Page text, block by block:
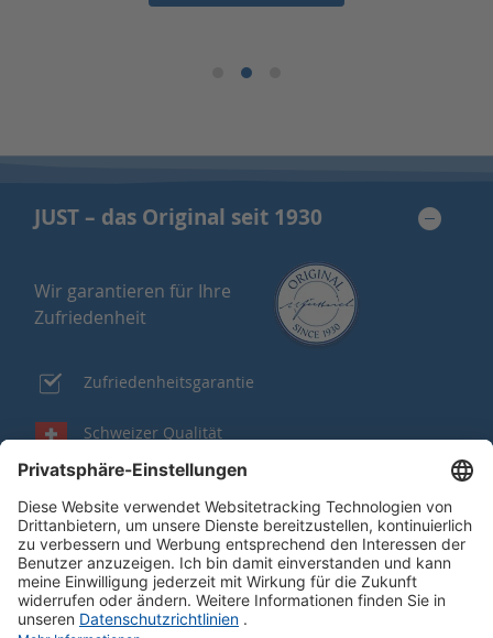
JUST – das Original seit 1930
Wir garantieren für Ihre
Zufriedenheit
Zufriedenheitsgarantie
Schweizer Qualität
Kauf auf Rechnung
Portofrei oder Geschenk ab CHF 150
Gut zu wissen